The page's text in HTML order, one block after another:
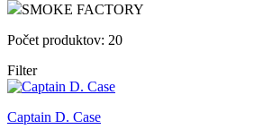
SMOKE FACTORY
Počet produktov: 20
Filter
Captain D. Case